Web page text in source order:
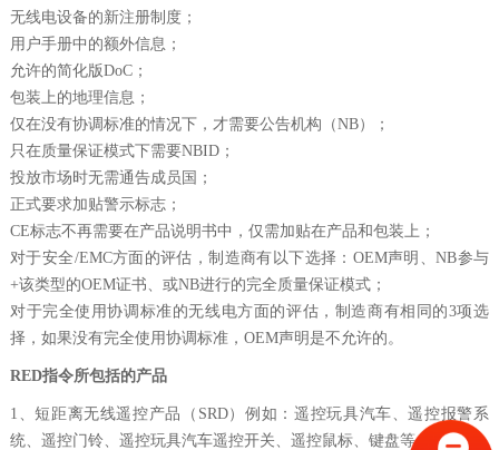
无线电设备的新注册制度；
用户手册中的额外信息；
允许的简化版DoC；
包装上的地理信息；
仅在没有协调标准的情况下，才需要公告机构（NB）；
只在质量保证模式下需要NBID；
投放市场时无需通告成员国；
正式要求加贴警示标志；
CE标志不再需要在产品说明书中，仅需加贴在产品和包装上；
对于安全/EMC方面的评估，制造商有以下选择：OEM声明、NB参与
+该类型的OEM证书、或NB进行的完全质量保证模式；
对于完全使用协调标准的无线电方面的评估，制造商有相同的3项选
择，如果没有完全使用协调标准，OEM声明是不允许的。
RED指令所包括的产品
1、短距离无线遥控产品（SRD）例如：遥控玩具汽车、遥控报警系
统、遥控门铃、遥控玩具汽车遥控开关、遥控鼠标、键盘等。